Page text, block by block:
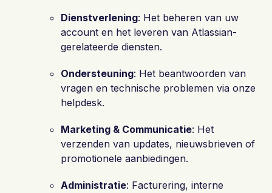
Dienstverlening: Het beheren van uw
account en het leveren van Atlassian-
gerelateerde diensten.
Ondersteuning: Het beantwoorden van
vragen en technische problemen via onze
helpdesk.
Marketing & Communicatie: Het
verzenden van updates, nieuwsbrieven of
promotionele aanbiedingen.
Administratie: Facturering, interne